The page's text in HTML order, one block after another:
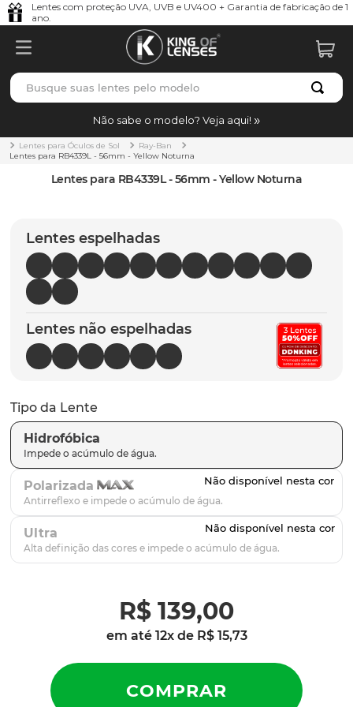
Lentes com proteção UVA, UVB e UV400 + Garantia de fabricação de 1
ano.
Busque suas lentes pelo modelo
Não sabe o modelo? Veja aqui!
Lentes para Óculos de Sol
Ray-Ban
Lentes para RB4339L - 56mm - Yellow Noturna
Lentes para RB4339L - 56mm - Yellow Noturna
Lentes espelhadas
Lentes não espelhadas
Tipo da Lente
Hidrofóbica
Polarizada
Ultra
R$ 139,00
em até 12x de R$ 15,73
TERMOS MAIS BUSCADOS
1º borrachas
holbrook
5º chaves
6º t-shock
7º gasket
8º parafusos
9º latch